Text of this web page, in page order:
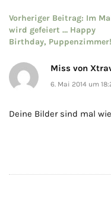
Beitragsnavigation
Vorheriger Beitrag: Im
wird gefeiert … Happy
Birthday, Puppenzimmer!
Miss von
6. Mai 2014 um
Deine Bilder sind mal